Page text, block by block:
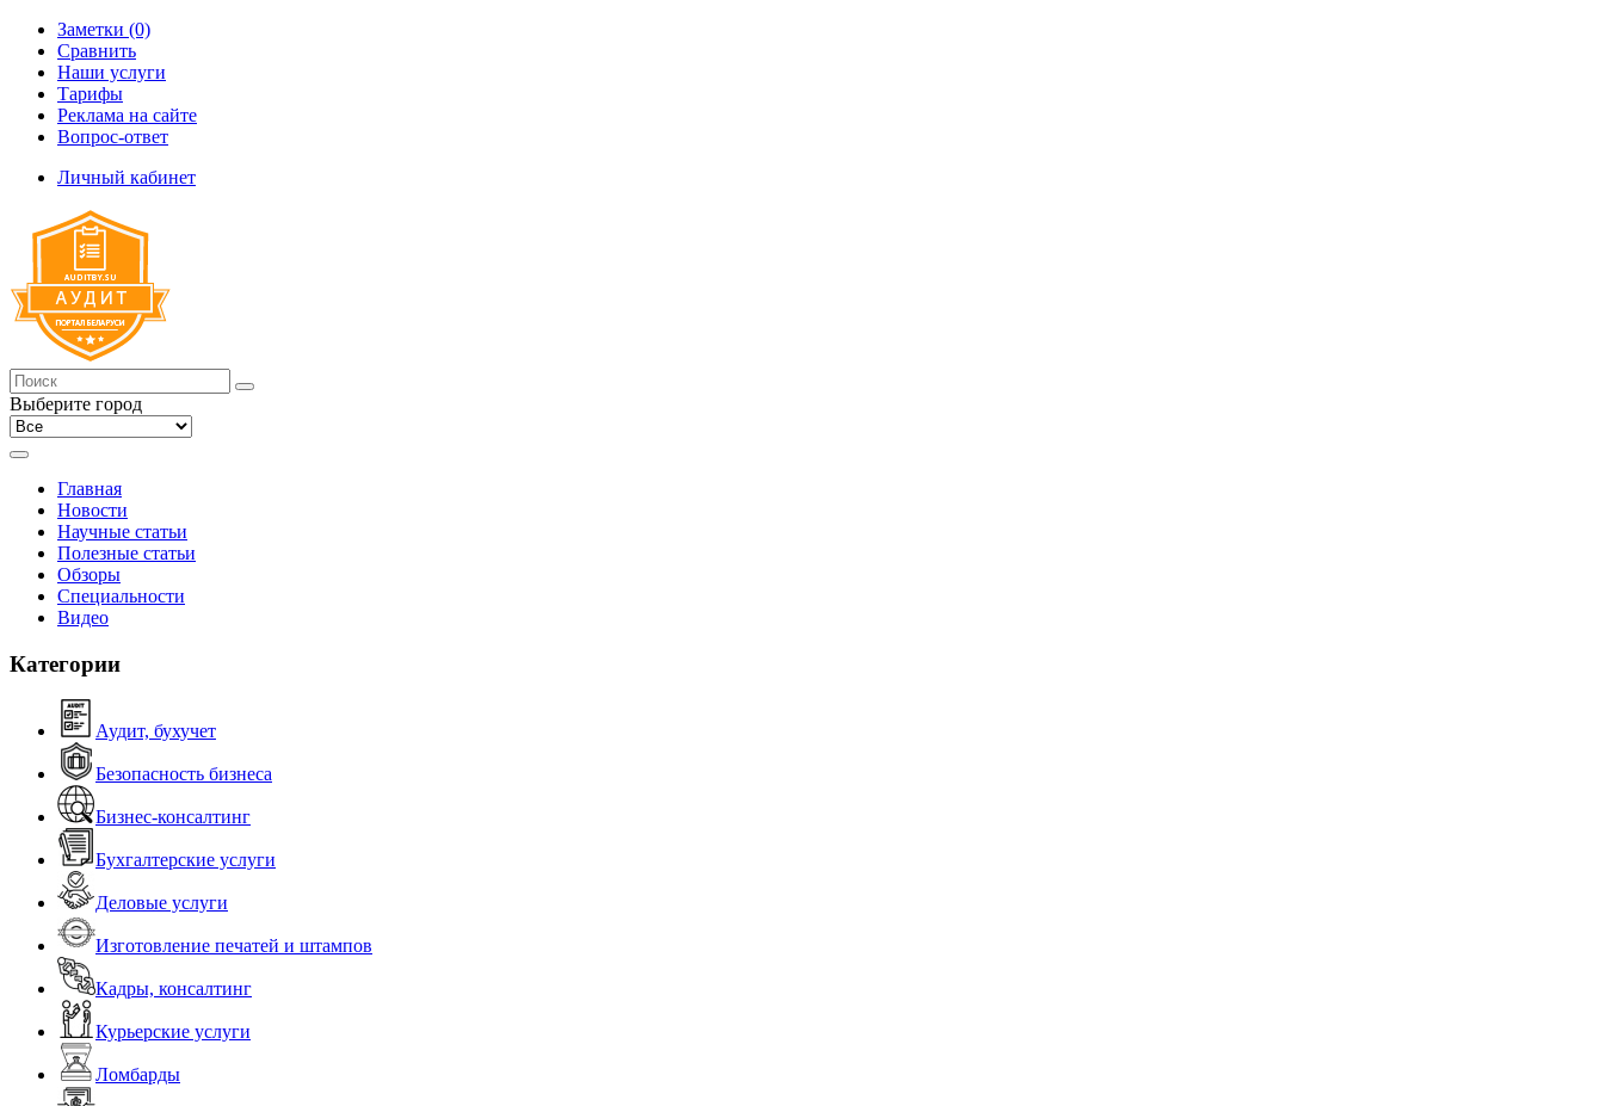
Заметки (0)
Сравнить
Наши услуги
Тарифы
Реклама на сайте
Вопрос-ответ
Личный кабинет
Выберите город
Главная
Новости
Научные статьи
Полезные статьи
Обзоры
Специальности
Видео
Категории
Аудит, бухучет
Безопасность бизнеса
Бизнес-консалтинг
Бухгалтерские услуги
Деловые услуги
Изготовление печатей и штампов
Кадры, консалтинг
Курьерские услуги
Ломбарды